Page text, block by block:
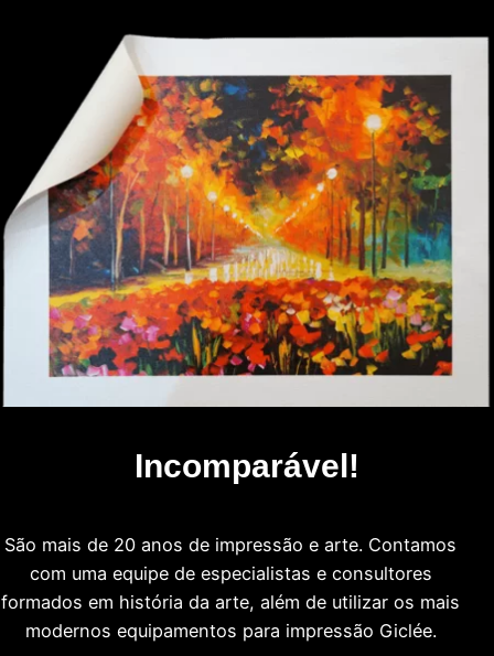
Incomparável!
São mais de 20 anos de impressão e arte. Contamos
com uma equipe de especialistas e consultores
formados em história da arte, além de utilizar os mais
modernos equipamentos para impressão Giclée.